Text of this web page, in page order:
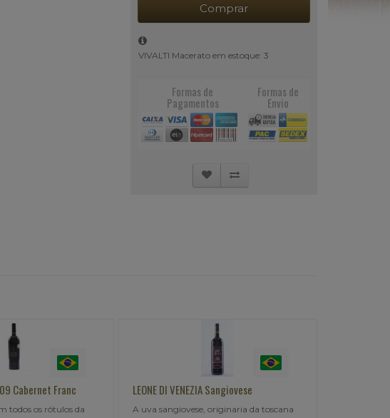
Comprar
VIVALTI Macerato em estoque: 3
Formas de
Pagamentos
Formas de
Envio
Cabernet Franc
todos os rótulos da
LEONE DI VENEZIA Sangiovese
A uva sangiovese, originaria da toscana